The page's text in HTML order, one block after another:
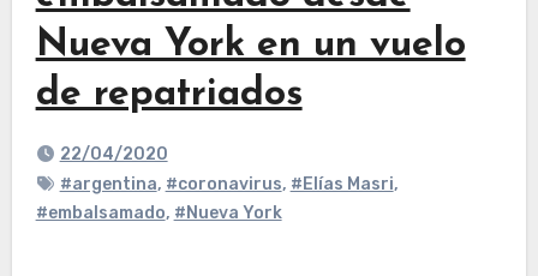
Nueva York en un vuelo
de repatriados
22/04/2020
#argentina, #coronavirus, #Elías Masri,
#embalsamado, #Nueva York